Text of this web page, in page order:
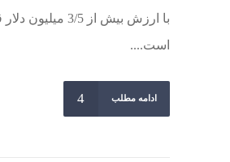
با ارزش بیش از 3/5
است....
ادامه مطلب